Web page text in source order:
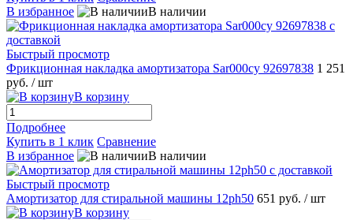
В избранное
В наличии
Быстрый просмотр
Фрикционная накладка амортизатора Sar000cy 92697838 1 251
руб. / шт
В корзину
Подробнее
Купить в 1 клик Сравнение
В избранное
В наличии
Быстрый просмотр
Амортизатор для стиральной машины 12ph50 651 руб. / шт
В корзину